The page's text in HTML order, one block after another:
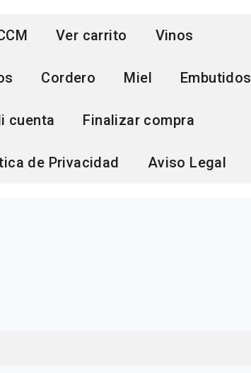
Ver carrito Vinos
Cordero Miel Embutidos
cuenta Finalizar compra
de Privacidad Aviso Legal